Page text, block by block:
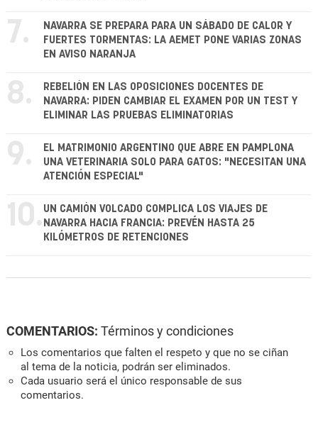
7.
NAVARRA SE PREPARA PARA UN SÁBADO DE CALOR Y
FUERTES TORMENTAS: LA AEMET PONE VARIAS ZONAS
EN AVISO NARANJA
8.
REBELIÓN EN LAS OPOSICIONES DOCENTES DE
NAVARRA: PIDEN CAMBIAR EL EXAMEN POR UN TEST Y
ELIMINAR LAS PRUEBAS ELIMINATORIAS
9.
EL MATRIMONIO ARGENTINO QUE ABRE EN PAMPLONA
UNA VETERINARIA SOLO PARA GATOS: "NECESITAN UNA
ATENCIÓN ESPECIAL"
10. UN CAMIÓN VOLCADO COMPLICA LOS VIAJES DE
NAVARRA HACIA FRANCIA: PREVÉN HASTA 25
KILÓMETROS DE RETENCIONES
COMENTARIOS: Términos y condiciones
Los comentarios que falten el respeto y que no se ciñan
al tema de la noticia, podrán ser eliminados.
Cada usuario será el único responsable de sus
comentarios.